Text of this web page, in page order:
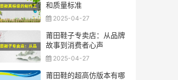
和质量标准
2025-04-27
莆田鞋子专卖店：从品牌
故事到消费者心声
2025-04-27
莆田鞋的超高仿版本有哪